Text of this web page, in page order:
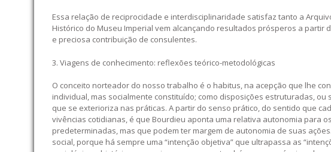
Essa relação de reciprocidade e interdisciplinaridade satisfaz tanto a
Histórico do Museu Imperial vem alcançando resultados prósperos a
e preciosa contribuição de consulentes.
3. Viagens de conhecimento: reflexões teórico-metodológicas
O conceito norteador do nosso trabalho é o habitus, na acepção que lhe
individual, mas socialmente constituído; como disposições estruturadas,
que se exterioriza nas práticas. A partir do senso prático, do sentido que
vivências cotidianas, é que Bourdieu aponta uma relativa autonomia para
predeterminadas, mas que podem ter margem de autonomia de suas
social, porque há sempre uma “intenção objetiva” que ultrapassa as